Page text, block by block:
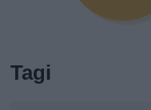
Tagi